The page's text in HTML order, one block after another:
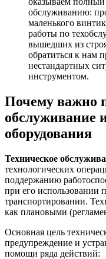
обслуживанию:
маленького
работы по
вышедших из
обратиться к нам
нестандартных
инструментом.
Почему важно
обслуживание
оборудования
Техническое
технологических
поддержанию
при его использовании
транспортировании.
как плановыми
Основная цель
предупреждение и
помощи ряда действий: